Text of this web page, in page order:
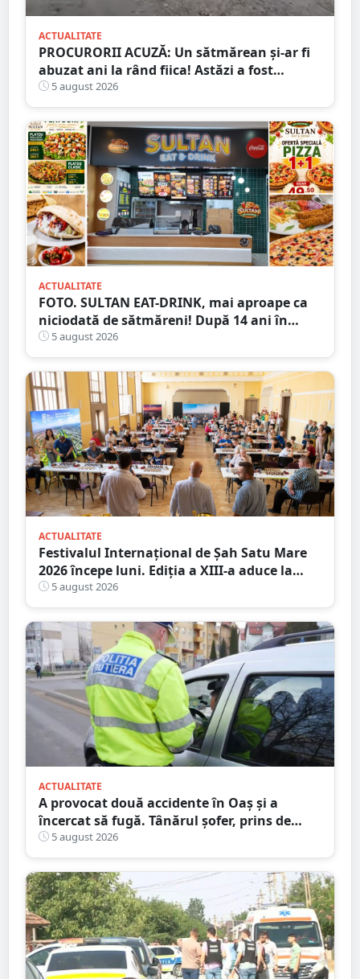
ACTUALITATE
PROCURORII ACUZĂ: Un sătmărean și-ar fi
abuzat ani la rând fiica! Astăzi a fost
arestat!
5 august 2026
ACTUALITATE
FOTO. SULTAN EAT-DRINK, mai aproape ca
niciodată de sătmăreni! După 14 ani în
Micro 17, și-a deschis porțile în Shopping
City Satu Mare
5 august 2026
ACTUALITATE
Festivalul Internațional de Șah Satu Mare
2026 începe luni. Ediția a XIII-a aduce la
start peste 120 de participanți și șahiști din
șase țări.
5 august 2026
ACTUALITATE
A provocat două accidente în Oaș și a
încercat să fugă. Tânărul șofer, prins de
polițiștii sătmăreni. Încălcări grave ale
Codului Rutier
5 august 2026